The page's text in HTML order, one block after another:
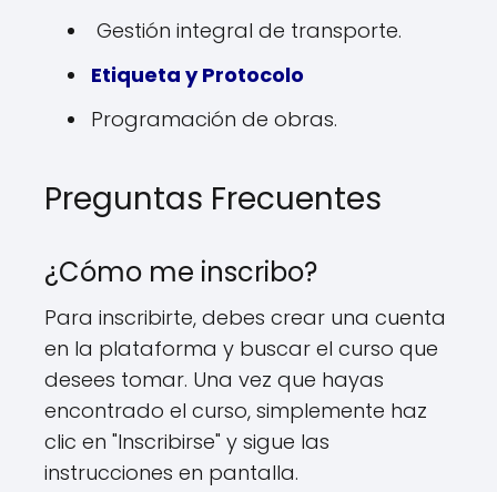
Gestión integral de transporte.
Etiqueta y Protocolo
Programación de obras.
Preguntas Frecuentes
¿Cómo me inscribo?
Para inscribirte, debes crear una cuenta
en la plataforma y buscar el curso que
desees tomar. Una vez que hayas
encontrado el curso, simplemente haz
clic en "Inscribirse" y sigue las
instrucciones en pantalla.